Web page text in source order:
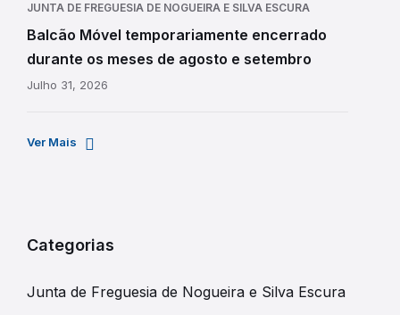
JUNTA DE FREGUESIA DE NOGUEIRA E SILVA ESCURA
Balcão Móvel temporariamente encerrado
durante os meses de agosto e setembro
Julho 31, 2026
Ver Mais
Categorias
Junta de Freguesia de Nogueira e Silva Escura